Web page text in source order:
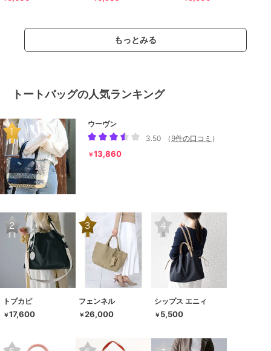
もっとみる
トートバッグの人気ランキング
ウーヴン
3.50
（ 9件の口コミ ）
￥13,860
トプカピ
￥17,600
フェンネル
￥26,000
シップス エニィ
￥ 5,500